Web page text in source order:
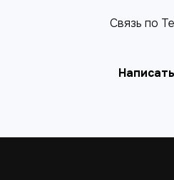
Связь по